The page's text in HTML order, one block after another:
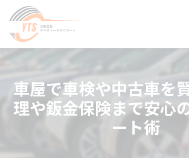
車屋で車検や中古車を
理や鈑金保険まで安心
ート術